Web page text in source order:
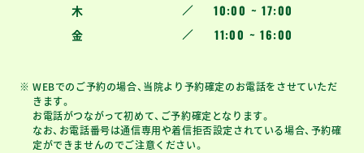
木 10:00 ~ 17:00
金 11:00 ~ 16:00
WEBでのご予約の場合、当院より予約確定のお電話をさせていただ
きます。
お電話がつながって初めて、ご予約確定となります。
なお、お電話番号は通信専用や着信拒否設定されている場合、予約確
定ができませんのでご注意ください。